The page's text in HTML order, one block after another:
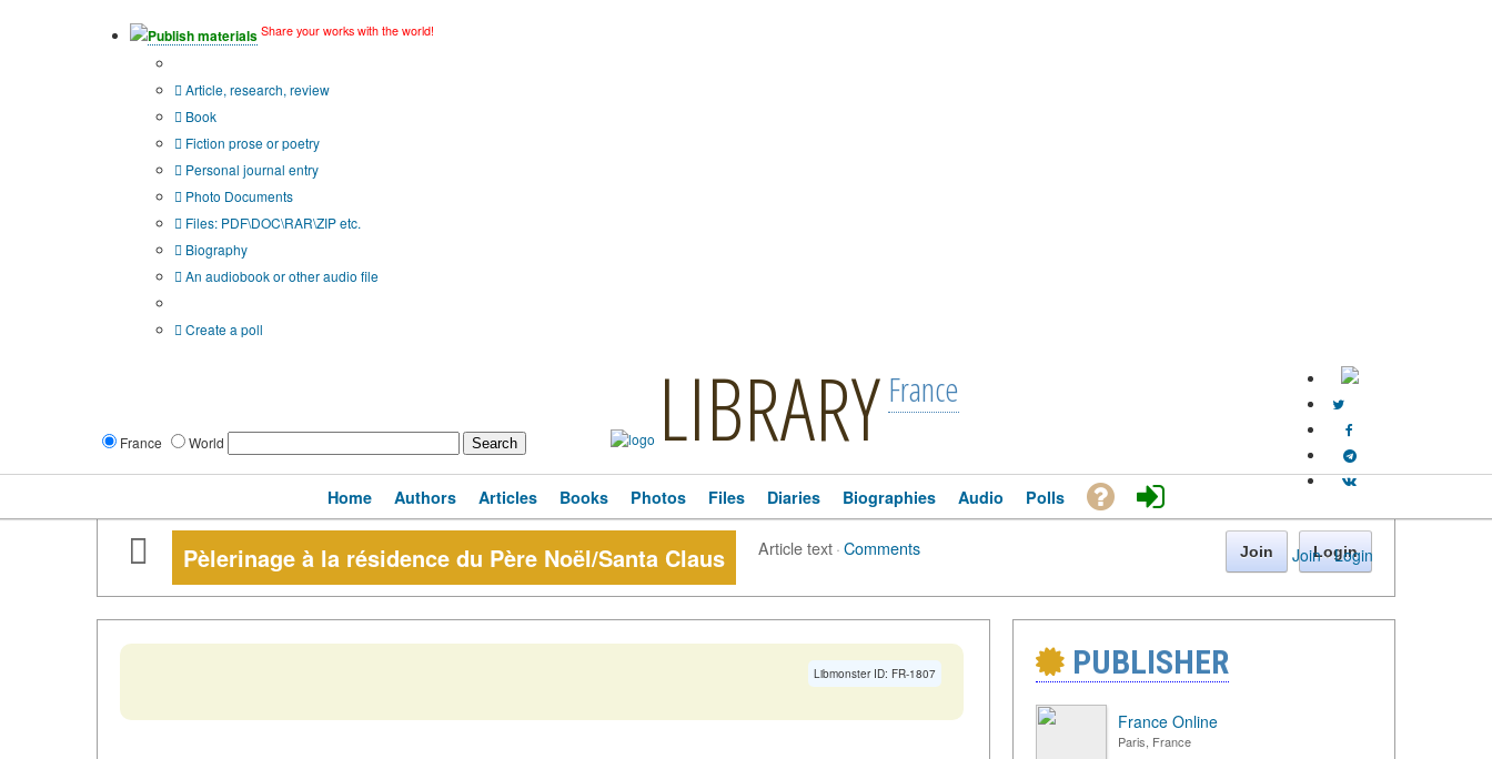
Publish materials Share your works with the world!
Article, research, review
Book
Fiction prose or poetry
Personal journal entry
Photo Documents
Files: PDF\DOC\RAR\ZIP etc.
Biography
An audiobook or other audio file
Create a poll
France World LIBRARY France
Join · Login
Home Authors Articles Books Photos Files Diaries Biographies Audio Polls
Pèlerinage à la résidence du Père Noël/Santa Claus Article text·Comments Join Login
Libmonster ID: FR-1807 PUBLISHER
France Online
Paris, France